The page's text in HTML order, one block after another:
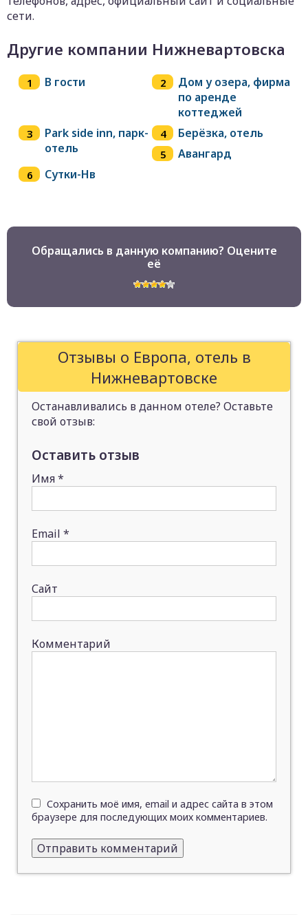
сети.
Другие компании Нижневартовска
В гости
Дом у озера, фирма
по аренде
коттеджей
Park side inn, парк-
отель
Берёзка, отель
Авангард
Сутки-Нв
Обращались в данную компанию? Оцените
её
Отзывы о Европа, отель в
Нижневартовске
Останавливались в данном отеле? Оставьте
свой отзыв:
Оставить отзыв
Имя*
Email *
Сайт
Комментарий
Сохранить моё имя, email и адрес сайта в этом
браузере для последующих моих комментариев.